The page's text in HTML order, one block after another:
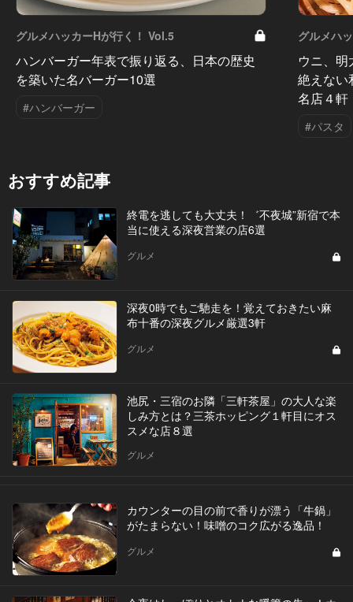
グルメハッカーHが行く！ Vol.5
ハンバーガー年表で振り返る、日本の歴史
を築いた名バーガー10選
#ハンバーガー
グルメハ
ウニ、
絶えない
名店４軒
#パスタ
おすすめ記事
終電を逃しても大丈夫！゛不夜城”新宿で本
当に使える深夜営業の店6選
グルメ
深夜0時でもご馳走を！覚えておきたい麻
布十番の深夜グルメ厳選3軒
グルメ
池尻・三宿のお隣「三軒茶屋」の大人な楽
しみ方とは？三茶ホッピング１軒目にオス
スメな店８選
グルメ
カウンターの目の前で香りが漂う「牛鍋」
がたまらない！味噌のコク広がる逸品！
グルメ